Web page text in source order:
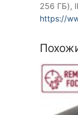
256 ГБ),
https://